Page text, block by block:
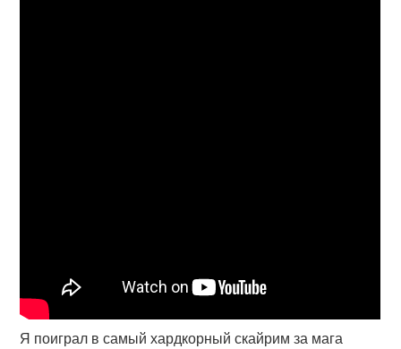
Я поиграл в самый хардкорный скайрим за мага